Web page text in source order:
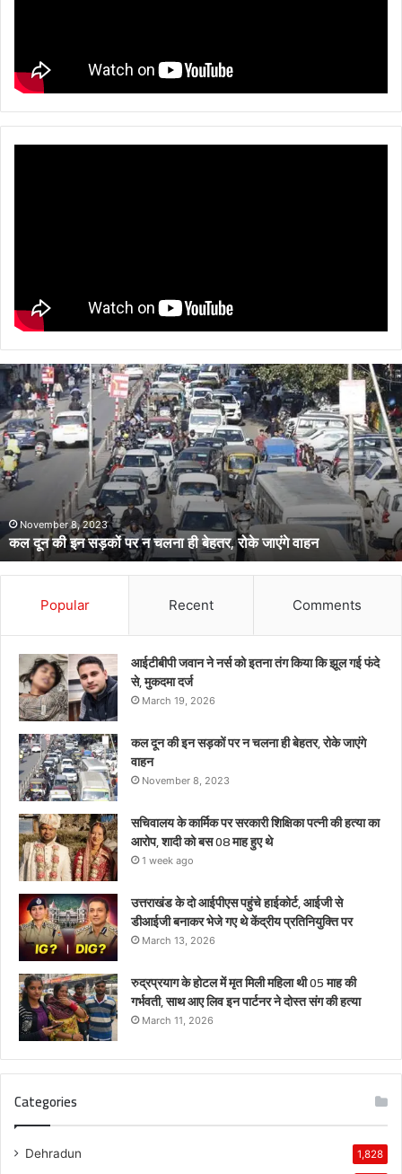
वाहन
सचिवालय
के
कार्मिक
पर
सरकारी
शिक्षिका
पत्नी
की
हत्या
का
आरोप,
शादी
08
हुए
थे
1 week ago
सचिवालय के कार्मिक पर सरकारी शिक्षिका पत्नी की
बस 08 माह हुए थे
Popular Recent Comments
आईटीबीपी जवान ने नर्स को इतना तंग किया कि झूल गई फंदे
से, मुकदमा दर्ज
March 19, 2026
कल दून की इन सड़कों पर न चलना ही बेहतर, रोके जाएंगे
वाहन
November 8, 2023
सचिवालय के कार्मिक पर सरकारी शिक्षिका पत्नी की हत्या का
आरोप, शादी को बस 08 माह हुए थे
1 week ago
उत्तराखंड के दो आईपीएस पहुंचे हाईकोर्ट, आईजी से
डीआईजी बनाकर भेजे गए थे केंद्रीय प्रतिनियुक्ति पर
March 13, 2026
रुद्रप्रयाग के होटल में मृत मिली महिला थी 05 माह की
गर्भवती, साथ आए लिव इन पार्टनर ने दोस्त संग की हत्या
March 11, 2026
Categories
Dehradun 1,828